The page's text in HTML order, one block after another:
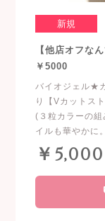
新規
【他店オフな
￥5000
バイオジェル★
り【Vカットス
(３粒カラーの
イルも華やかに。
￥5,000